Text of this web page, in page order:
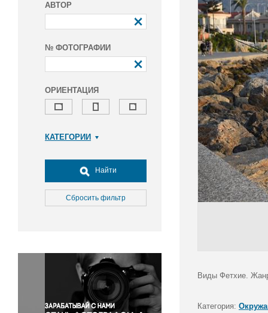
АВТОР
№ ФОТОГРАФИИ
ОРИЕНТАЦИЯ
КАТЕГОРИИ
Досуг, туризм и отдых
Культура
Медицина
Окружающая среда
Политика
Правосудие
Происшествия и конфликты
Найти
Сбросить фильтр
Виды Фетхие.
Категория: